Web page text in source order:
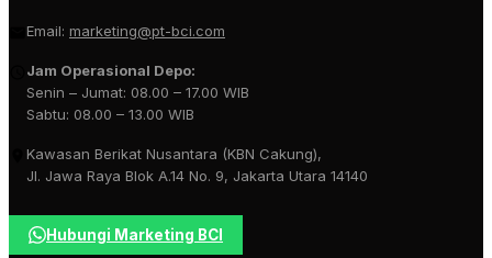
Email: marketing@pt-bci.com
Jam Operasional Depo:
Senin – Jumat: 08.00 – 17.00 WIB
Sabtu: 08.00 – 13.00 WIB
Kawasan Berikat Nusantara (KBN Cakung),
Jl. Jawa Raya Blok A.14 No. 9, Jakarta Utara 14140
Hubungi Marketing BCI